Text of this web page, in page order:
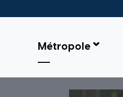
Métropole